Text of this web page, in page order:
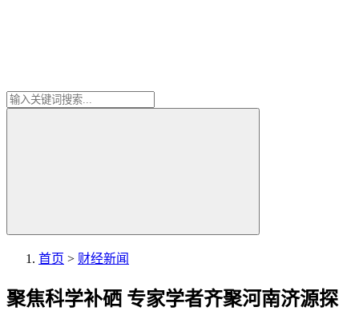
首页 > 财经新闻
聚焦科学补硒 专家学者齐聚河南济源探